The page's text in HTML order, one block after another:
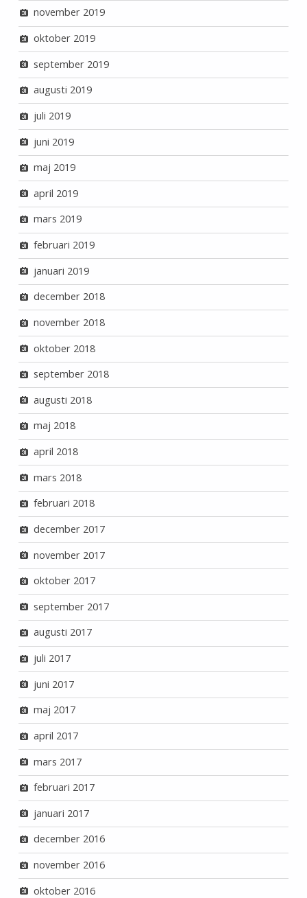
november 2019
oktober 2019
september 2019
augusti 2019
juli 2019
juni 2019
maj 2019
april 2019
mars 2019
februari 2019
januari 2019
december 2018
november 2018
oktober 2018
september 2018
augusti 2018
maj 2018
april 2018
mars 2018
februari 2018
december 2017
november 2017
oktober 2017
september 2017
augusti 2017
juli 2017
juni 2017
maj 2017
april 2017
mars 2017
februari 2017
januari 2017
december 2016
november 2016
oktober 2016